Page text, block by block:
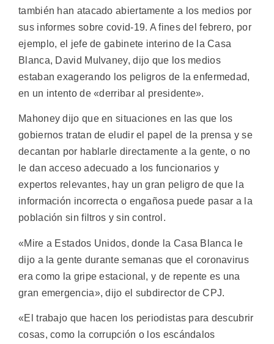
también han atacado abiertamente a los medios por
sus informes sobre covid-19. A fines del febrero, por
ejemplo, el jefe de gabinete interino de la Casa
Blanca, David Mulvaney, dijo que los medios
estaban exagerando los peligros de la enfermedad,
en un intento de «derribar al presidente».
Mahoney dijo que en situaciones en las que los
gobiernos tratan de eludir el papel de la prensa y se
decantan por hablarle directamente a la gente, o no
le dan acceso adecuado a los funcionarios y
expertos relevantes, hay un gran peligro de que la
información incorrecta o engañosa puede pasar a la
población sin filtros y sin control.
«Mire a Estados Unidos, donde la Casa Blanca le
dijo a la gente durante semanas que el coronavirus
era como la gripe estacional, y de repente es una
gran emergencia», dijo el subdirector de CPJ.
«El trabajo que hacen los periodistas para descubrir
cosas, como la corrupción o los escándalos